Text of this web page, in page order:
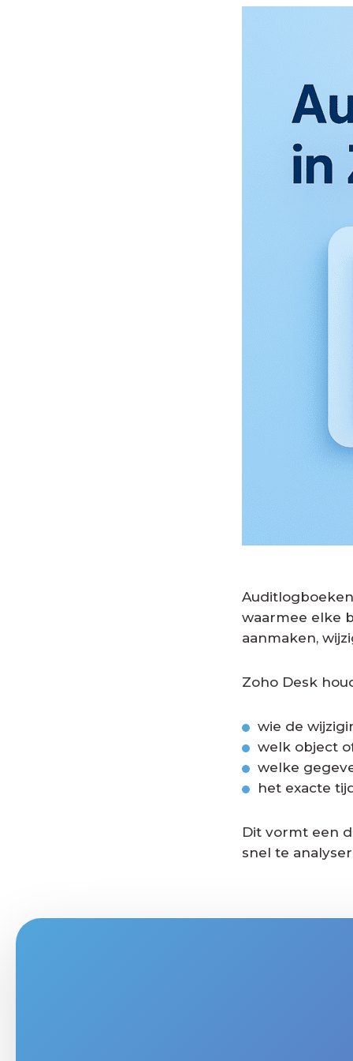
waarmee elke
aanmaken,
Zoho Desk
wie de
welk object
welke
het exacte
Dit vormt een
snel te